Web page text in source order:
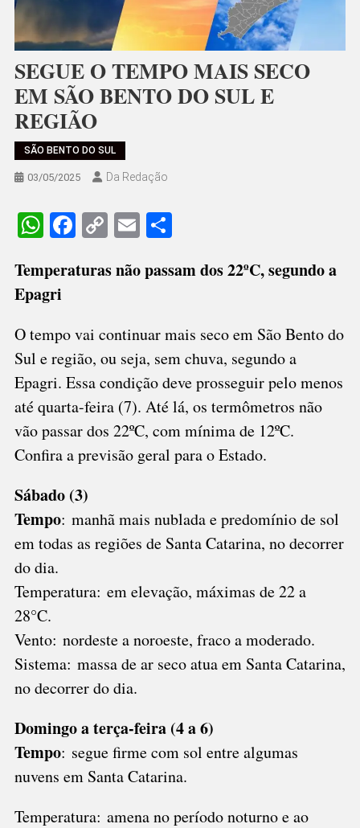
SEGUE O TEMPO MAIS SECO
EM SÃO BENTO DO SUL E
REGIÃO
SÃO BENTO DO SUL
03/05/2025 Da Redação
WhatsApp
Facebook
CopyEmailShare
Temperaturas não passam dos 22ºC, segundo a
Epagri
O tempo vai continuar mais seco em São Bento do
Sul e região, ou seja, sem chuva, segundo a
Epagri. Essa condição deve prosseguir pelo menos
até quarta-feira (7). Até lá, os termômetros não
vão passar dos 22ºC, com mínima de 12ºC.
Confira a previsão geral para o Estado.
Sábado (3)
Tempo: manhã mais nublada e predomínio de sol
em todas as regiões de Santa Catarina, no decorrer
do dia.
Temperatura: em elevação, máximas de 22 a
28°C.
Vento: nordeste a noroeste, fraco a moderado.
Sistema: massa de ar seco atua em Santa Catarina,
no decorrer do dia.
Domingo a terça-feira (4 a 6)
Tempo: segue firme com sol entre algumas
nuvens em Santa Catarina.
Temperatura: amena no período noturno e ao